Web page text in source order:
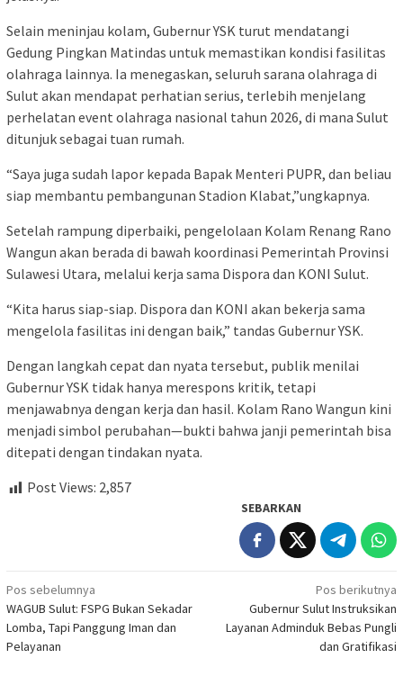
Selain meninjau kolam, Gubernur YSK turut mendatangi
Gedung Pingkan Matindas untuk memastikan kondisi fasilitas
olahraga lainnya. Ia menegaskan, seluruh sarana olahraga di
Sulut akan mendapat perhatian serius, terlebih menjelang
perhelatan event olahraga nasional tahun 2026, di mana Sulut
ditunjuk sebagai tuan rumah.
“Saya juga sudah lapor kepada Bapak Menteri PUPR, dan beliau
siap membantu pembangunan Stadion Klabat,”ungkapnya.
Setelah rampung diperbaiki, pengelolaan Kolam Renang Rano
Wangun akan berada di bawah koordinasi Pemerintah Provinsi
Sulawesi Utara, melalui kerja sama Dispora dan KONI Sulut.
“Kita harus siap-siap. Dispora dan KONI akan bekerja sama
mengelola fasilitas ini dengan baik,” tandas Gubernur YSK.
Dengan langkah cepat dan nyata tersebut, publik menilai
Gubernur YSK tidak hanya merespons kritik, tetapi
menjawabnya dengan kerja dan hasil. Kolam Rano Wangun kini
menjadi simbol perubahan—bukti bahwa janji pemerintah bisa
ditepati dengan tindakan nyata.
Post Views: 2,857
SEBARKAN
Navigasi
pos
Pos sebelumnya
WAGUB Sulut: FSPG Bukan Sekadar
Lomba, Tapi Panggung Iman dan
Pelayanan
Pos berikutnya
Gubernur Sulut Instruksikan
Layanan Adminduk Bebas Pungli
dan Gratifikasi